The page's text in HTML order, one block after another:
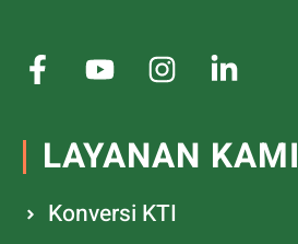
LAYANAN KAMI
Konversi KTI